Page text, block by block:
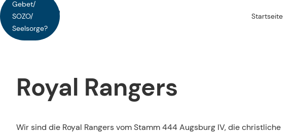
Gebet/
SOZO/
Seelsorge?
Startseite
Royal Rangers
Wir sind die Royal Rangers vom Stamm 444 Augsburg IV, die christliche